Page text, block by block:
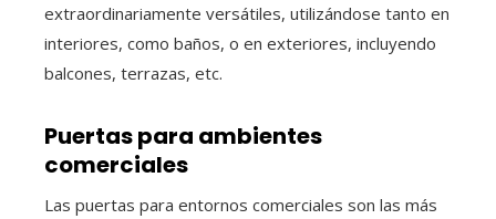
extraordinariamente versátiles, utilizándose tanto en
interiores, como baños, o en exteriores, incluyendo
balcones, terrazas, etc.
Puertas para ambientes
comerciales
Las puertas para entornos comerciales son las más